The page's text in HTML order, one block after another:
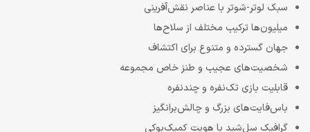
سبک لوتر-شوتر با عناصر نقش‌آفرینی
میلیون‌ها ترکیب مختلف از سلاح‌ها
جهان گسترده و متنوع برای اکتشاف
شخصیت‌های عجیب و طنز خاص مجموعه
قابلیت بازی تک‌نفره و چندنفره
باس‌فایت‌های بزرگ و چالش‌برانگیز
گرافیک سل‌شید با هویت کمیک‌بوکی